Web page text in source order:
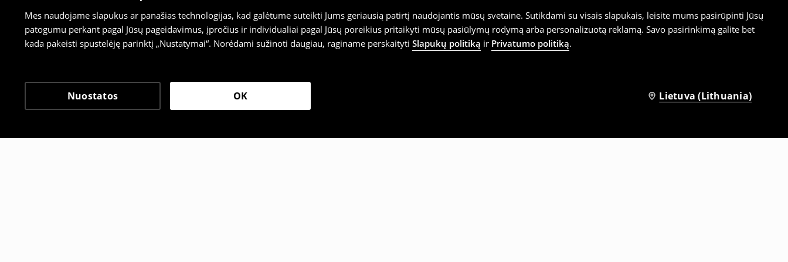
Mes naudojame slapukus ar panašias technologijas, kad galėtume suteikti Jums geriausią patirtį naudojantis mūsų svetaine. Sutikdami su visais slapukais, leisite mums pasirūpinti Jūsų
patogumu perkant pagal Jūsų pageidavimus, įpročius ir individualiai pagal Jūsų poreikius pritaikyti mūsų pasiūlymų rodymą arba personalizuotą reklamą. Savo pasirinkimą galite bet
kada pakeisti spustelėję parinktį „Nustatymai“. Norėdami sužinoti daugiau, raginame perskaityti Slapukų politiką ir Privatumo politiką.
Nuostatos OK Lietuva (Lithuania)